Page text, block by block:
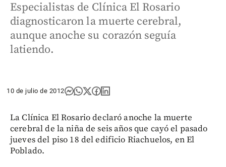
Especialistas de Clínica El Rosario
diagnosticaron la muerte cerebral,
aunque anoche su corazón seguía
latiendo.
10 de julio de 2012
La Clínica El Rosario declaró anoche la muerte
cerebral de la niña de seis años que cayó el pasado
jueves del piso 18 del edificio Riachuelos, en El
Poblado.